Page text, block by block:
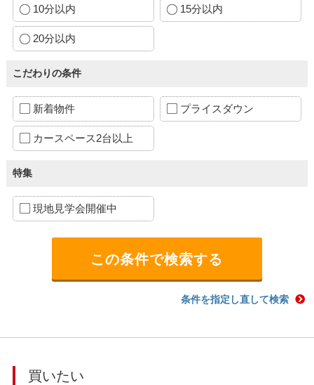
10分以内 15分以内
20分以内
こだわりの条件
新着物件 プライスダウン
カースペース2台以上
特集
現地見学会開催中
条件を指定し直して検索
買いたい